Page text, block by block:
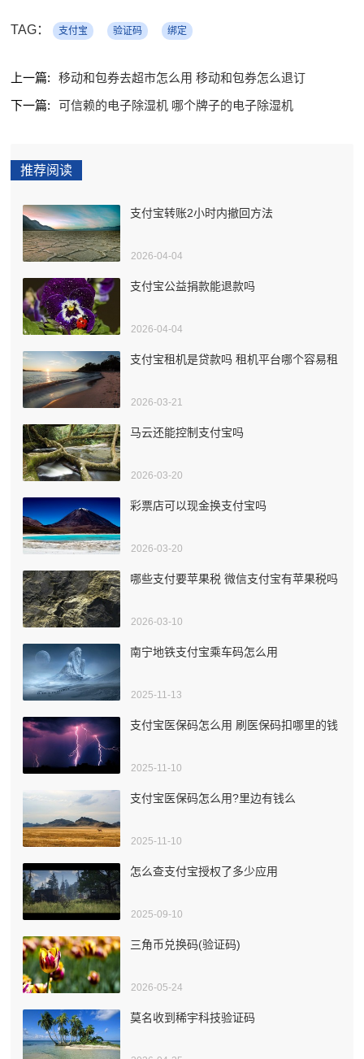
TAG： 支付宝 验证码 绑定
上一篇:
移动和包券去超市怎么用 移动和包券怎么退订
下一篇:
可信赖的电子除湿机 哪个牌子的电子除湿机
推荐阅读
支付宝转账2小时内撤回方法
2026-04-04
支付宝公益捐款能退款吗
2026-04-04
支付宝租机是贷款吗 租机平台哪个容易租
2026-03-21
马云还能控制支付宝吗
2026-03-20
彩票店可以现金换支付宝吗
2026-03-20
哪些支付要苹果税 微信支付宝有苹果税吗
2026-03-10
南宁地铁支付宝乘车码怎么用
2025-11-13
支付宝医保码怎么用 刷医保码扣哪里的钱
2025-11-10
支付宝医保码怎么用?里边有钱么
2025-11-10
怎么查支付宝授权了多少应用
2025-09-10
三角币兑换码(验证码)
2026-05-24
莫名收到稀宇科技验证码